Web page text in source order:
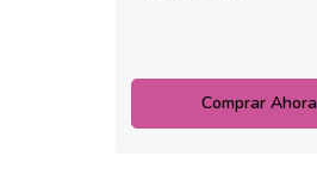
Comprar Ahora